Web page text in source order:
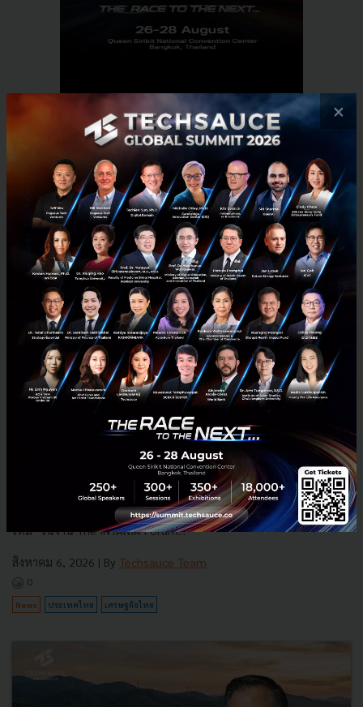
RELATED ARTICLE
3 เรื่องที่ประเทศไทยต้อง Focus สร้างคน–นวัตกรรม–ปฏิรูป
ระบบราชการ เพื่อยกระดับขีดความสามารถประเทศ
นายอนุทิน ชาญวีรกูล นายกรัฐมนตรีและรัฐมนตรีว่าการกระทรวง
มหาดไทย กล่าวปาฐกถาพิเศษในหัวข้อ “ฝ่าวิกฤติ รับมือระเบียบโลก
ใหม่” ในงาน The INTANIA Forum...
สิงหาคม 6, 2026 | By Techsauce Team
0
News ประเทศไทย เศรษฐกิจไทย
×